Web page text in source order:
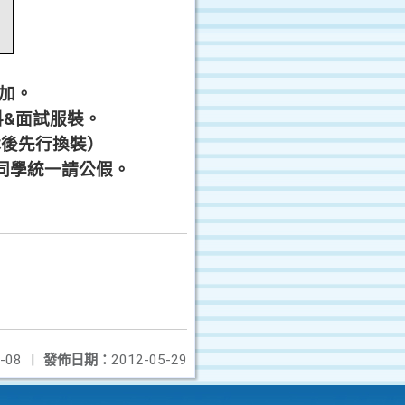
。
面試服裝。
先行換裝）
統一請公假。
發佈日期： 2012-05-29
08 |